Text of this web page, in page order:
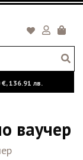
€,136.91 лв.
ваучер